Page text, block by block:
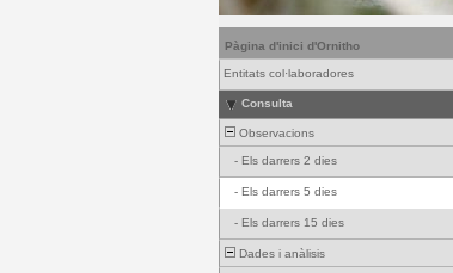
Pàgina d'inici d'Ornitho
Entitats col·laboradores
Consulta
Observacions
- Els darrers 2 dies
- Els darrers 5 dies
- Els darrers 15 dies
Dades i anàlisis